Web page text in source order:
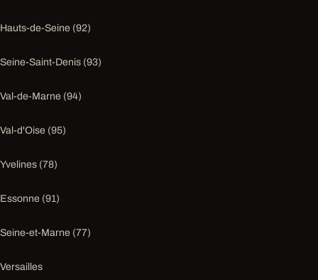
Hauts-de-Seine (92)
Seine-Saint-Denis (93)
Val-de-Marne (94)
Val-d'Oise (95)
Yvelines (78)
Essonne (91)
Seine-et-Marne (77)
Versailles